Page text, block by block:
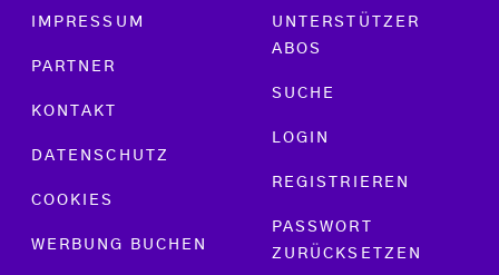
Footer menu
IMPRESSUM
PARTNER
KONTAKT
DATENSCHUTZ
COOKIES
WERBUNG BUCHEN
UNTERSTÜTZER
ABOS
SUCHE
LOGIN
REGISTRIEREN
PASSWORT
ZURÜCKSETZEN